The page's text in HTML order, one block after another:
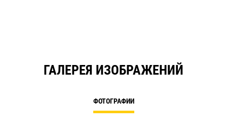
ГАЛЕРЕЯ ИЗОБРАЖЕНИЙ
ФОТОГРАФИИ